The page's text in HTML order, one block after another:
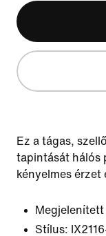
Ez a tágas,
tapintását hálós
kényelmes érzet
Megjelenített
Stílus: